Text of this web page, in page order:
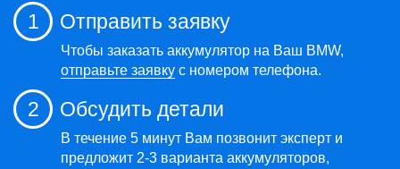
1 Отправить заявку
Чтобы заказать аккумулятор на Ваш BMW,
отправьте заявку с номером телефона.
2 Обсудить детали
В течение 5 минут Вам позвонит эксперт и
предложит 2-3 варианта аккумуляторов,